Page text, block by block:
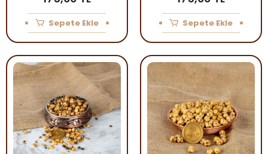
Sepete Ekle Sepete Ekle